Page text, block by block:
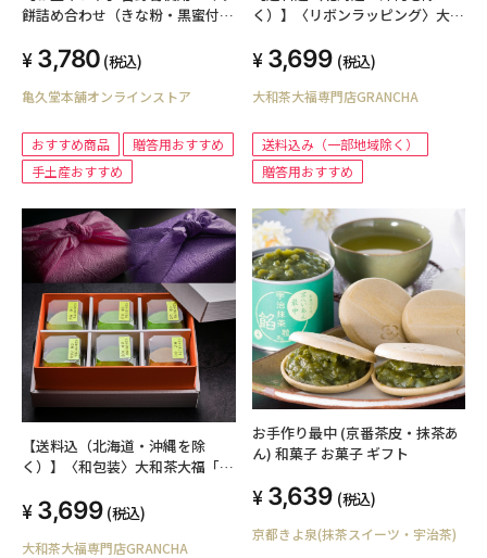
餅詰め合わせ（きな粉・黒蜜付
3,780 (税込)
亀久堂本舗オンラインストア
おすすめ商品
贈答用おすすめ
手土産おすすめ
く）】〈リボンラッピング〉大和
ット【ギフト化粧箱（ご贈呈用紙
袋付き）】
3,699 (税込)
大和茶大福専門店GRANCHA
送料込み（一部地域除く）
贈答用おすすめ
【送料込（北海道・沖縄を除
く）】〈和包装〉大和茶大福「口
ト化粧箱（ご贈呈用紙袋付き）】
3,699 (税込)
大和茶大福専門店GRANCHA
お手作り最中 (京番茶皮・抹茶あ
ん) 和菓子 お菓子 ギフト
3,639 (税込)
京都きよ泉(抹茶スイーツ・宇治茶)